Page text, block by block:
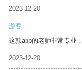
2023-12-20
游客
这款app的老师非常专业
2023-12-20